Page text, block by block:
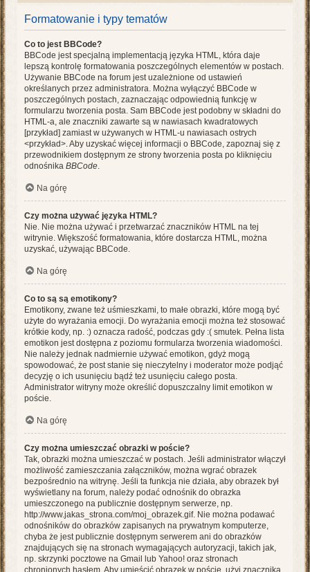
Formatowanie i typy tematów
Co to jest BBCode?
BBCode jest specjalną implementacją języka HTML, która daje
lepszą kontrolę formatowania poszczególnych elementów w postach.
Używanie BBCode na forum jest uzależnione od ustawień
określanych przez administratora. Można wyłączyć BBCode w
poszczególnych postach, zaznaczając odpowiednią funkcję w
formularzu tworzenia posta. Sam BBCode jest podobny w składni do
HTML-a, ale znaczniki zawarte są w nawiasach kwadratowych
[przykład] zamiast w używanych w HTML-u nawiasach ostrych
<przykład>. Aby uzyskać więcej informacji o BBCode, zapoznaj się z
przewodnikiem dostępnym ze strony tworzenia posta po kliknięciu
odnośnika BBCode.
Na górę
Czy można używać języka HTML?
Nie. Nie można używać i przetwarzać znaczników HTML na tej
witrynie. Większość formatowania, które dostarcza HTML, można
uzyskać, używając BBCode.
Na górę
Co to są są emotikony?
Emotikony, zwane też uśmieszkami, to małe obrazki, które mogą być
użyte do wyrażania emocji. Do wyrażania emocji można też stosować
krótkie kody, np. :) oznacza radość, podczas gdy :( smutek. Pełna lista
emotikon jest dostępna z poziomu formularza tworzenia wiadomości.
Nie należy jednak nadmiernie używać emotikon, gdyż mogą
spowodować, że post stanie się nieczytelny i moderator może podjąć
decyzję o ich usunięciu bądź też usunięciu całego posta.
Administrator witryny może określić dopuszczalny limit emotikon w
poście.
Na górę
Czy można umieszczać obrazki w poście?
Tak, obrazki można umieszczać w postach. Jeśli administrator włączył
możliwość zamieszczania załączników, można wgrać obrazek
bezpośrednio na witrynę. Jeśli ta funkcja nie działa, aby obrazek był
wyświetlany na forum, należy podać odnośnik do obrazka
umieszczonego na publicznie dostępnym serwerze, np.
http://www.jakas_strona.com/moj_obrazek.gif. Nie można podawać
odnośników do obrazków zapisanych na prywatnym komputerze,
chyba że jest publicznie dostępnym serwerem ani do obrazków
znajdujących się na stronach wymagających autoryzacji, takich jak,
np. skrzynki pocztowe na Gmail lub Yahoo! oraz stronach
chronionych hasłem. Aby umieścić obrazek w poście, użyj znacznika